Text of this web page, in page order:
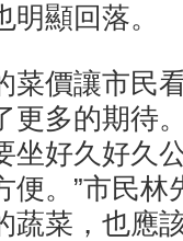
顯回落。
價讓市民
更多的期待
坐好久好久
。”市民林
蔬菜，也應